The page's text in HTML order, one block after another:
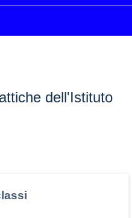
dell'Istituto